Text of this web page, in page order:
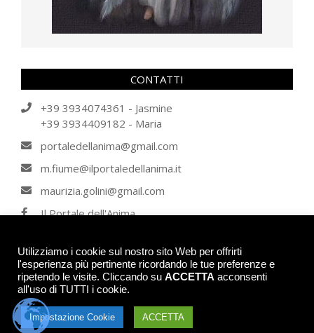
CONTATTI
+39 3934074361 - Jasmine
+39 3934409182 - Maria
portaledellanima@gmail.com
m.fiume@ilportaledellanima.it
maurizia.golini@gmail.com
Il Portale dell'Anima
© 2026 - IL PORTALE DELL'ANIMA - Tutti i diritti riservati. Tutti gli articoli, se
non contrariamente indicato, sono di proprietà intellettuale degli autori de Il
Portale dell'Anima e non possono essere utilizzati senza il consenso. Per
informazioni contattare Jasmine Orosciam oppure E-Mail:
info@ilportaledellanima.it -Privacy Policy
Utilizziamo i cookie sul nostro sito Web per offrirti
l'esperienza più pertinente ricordando le tue preferenze e
ripetendo le visite. Cliccando su ACCETTA acconsenti
all'uso di TUTTI i cookie.
Impostazione Cookie ACCETTA